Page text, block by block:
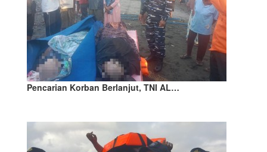
Pencarian Korban Berlanjut, TNI AL…